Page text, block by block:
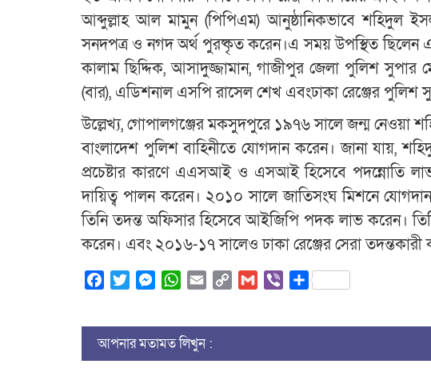
আব্দুল্লাহ আল মামুন (পিপিএম) আনুষ্ঠানিকভাবে শহিদুল
সনদপত্র ও নগদ অর্থ পুরষ্কৃত করেন।এ সময় উপস্থিত
কালাম ছিদ্দিক, আসাদুজ্জামান, গাজীপুর জেলা পুলিশ
(বার), এডিশনাল এসপি রাসেল শেখ এবংঢাকা রেঞ্জের পুলিশ
উল্লেখ্য, গোপালগঞ্জের মকসুদপুরে ১৯৭৬ সালে জন্ম নেওয়া
বাংলাদেশ পুলিশ বাহিনীতে যোগদান করেন। জানা যায়,
প্রচেষ্টার কারণে এএসআই ও এসআই হিসেবে পদন্নোতি লাভ
দায়িত্ব পালন করেন। ২০১০ সালে জাতিসংঘ মিশনে
তিনি তদন্ত অফিসার হিসেবে আইজিপি পদক লাভ করেন।
করেন। এবং ২০১৬-১৭ সালেও ঢাকা রেঞ্জের সেরা তদন্তকারী
FacebookTwitterMessenger
WhatsApp
Email Copy
Gmail ViberShare
আপনার মতামত লিখুন :